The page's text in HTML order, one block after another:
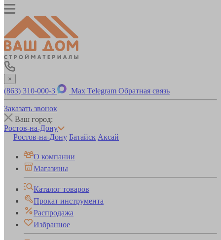
×
(863) 310-000-3 Max Telegram Обратная связь
Заказать звонок
Ваш город:
Ростов-на-Дону
Ростов-на-Дону Батайск Аксай
О компании
Магазины
Каталог товаров
Прокат инструмента
Распродажа
Избранное